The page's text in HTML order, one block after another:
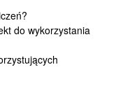
do wykorzystania